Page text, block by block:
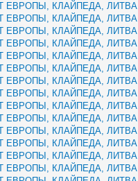
ЕВРОПЫ, КЛАЙПЕДА, ЛИТВА
ЕВРОПЫ, КЛАЙПЕДА, ЛИТВА
ЕВРОПЫ, КЛАЙПЕДА, ЛИТВА
ЕВРОПЫ, КЛАЙПЕДА, ЛИТВА
ЕВРОПЫ, КЛАЙПЕДА, ЛИТВА
ЕВРОПЫ, КЛАЙПЕДА, ЛИТВА
ЕВРОПЫ, КЛАЙПЕДА, ЛИТВА
ЕВРОПЫ, КЛАЙПЕДА, ЛИТВА
ЕВРОПЫ, КЛАЙПЕДА, ЛИТВА
ЕВРОПЫ, КЛАЙПЕДА, ЛИТВА
ЕВРОПЫ, КЛАЙПЕДА, ЛИТВА
ЕВРОПЫ, КЛАЙПЕДА, ЛИТВА
ЕВРОПЫ, КЛАЙПЕДА, ЛИТВА
ЕВРОПЫ, КЛАЙПЕДА, ЛИТВА